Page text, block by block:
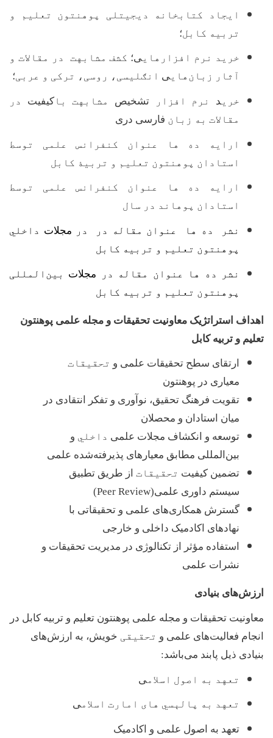
ایجاد کتابخانه دیجیتلی پوهنتون تعلیم و
تربیه کابل؛
خرید نرم افزارهایی؛ کشف مشابهت در مقالات و
آثار زبان هایی انګلیسی، روسی، ترکی و عربی؛
خرید نرم افزار تشخیص مشابهت باکیفیت در
مقالات به زبان فارسی دری
ارایه ده ها عنوان کنفرانس علمی توسط
استادان پوهنتون تعلیم و تربی ۀ کابل
ارایه ده ها عنوان کنفرانس علمی توسط
استادان پوهاند در سال
نشر ده ها عنوان مقاله در در مجلات داخلي
پوهنتون تعلیم و تربیه کابل
نشر ده ها عنوان مقاله در مجلات بین المللی
پوهنتون تعلیم و تربیه کابل
اهداف استراتژیک معاونیت تحقیقات و مجله علمی پوهنتون
تعلیم و تربیه کابل
ارتقای سطح تحقیقات علمی و تحقیقات
معیاری در پوهنتون
تقویت فرهنگ تحقیق، نوآوری و تفکر انتقادی در
میان استادان و محصلان
توسعه و انکشاف مجلات علمی داخلي و
بین‌المللی مطابق معیارهای پذیرفته‌شده علمی
تضمین کیفیت تحقیقات از طریق تطبیق
سیستم داوری علمی(Peer Review)
گسترش همکاری‌های علمی و تحقیقاتی با
نهادهای اکادمیک داخلی و خارجی
استفاده مؤثر از تکنالوژی در مدیریت تحقیقات و
نشرات علمی
ارزش‌های بنیادی
معاونیت تحقیقات و مجله علمی پوهنتون تعلیم و تربیه کابل در
انجام فعالیت‌های علمی و تحقیقی خویش، به ارزش‌های
بنیادی ذیل پابند می‌باشد:
تعهد به اصول اسلامی
تعهد به پالېسي های امارت اسلامی
تعهد به اصول علمی و اکادمیک